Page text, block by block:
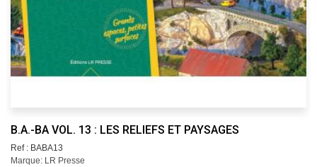
B.A.-BA VOL. 13 : LES RELIEFS ET PAYSAGES
Ref : BABA13
Marque: LR Presse